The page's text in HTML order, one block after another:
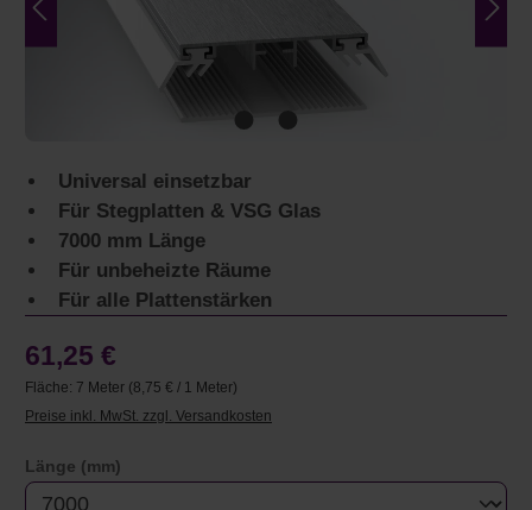
Universal einsetzbar
Für Stegplatten & VSG Glas
7000 mm Länge
Für unbeheizte Räume
Für alle Plattenstärken
61,25 €
Fläche: 7 Meter (8,75 € / 1 Meter)
Preise inkl. MwSt. zzgl. Versandkosten
Länge (mm)